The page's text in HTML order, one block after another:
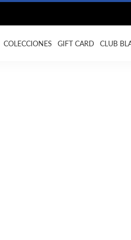
No te lo pierdas , Envío gratis desde
COLECCIONES GIFT CARD CLUB